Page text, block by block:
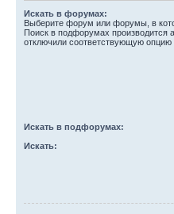
Искать в форумах:
Выберите форум или форумы, в
Поиск в подфорумах производится
отключили соответствующую опцию
Искать в подфорумах:
Искать: